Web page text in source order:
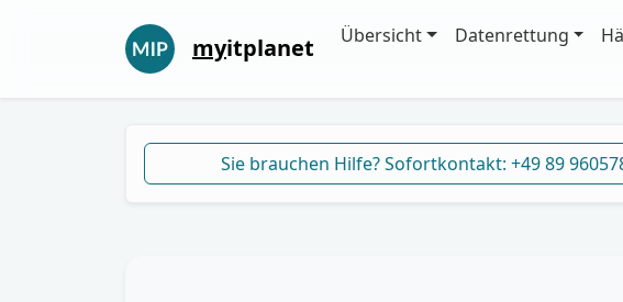
myitplanet Übersicht Datenrettung
Sie brauchen Hilfe? Sofortkontakt: +49 89